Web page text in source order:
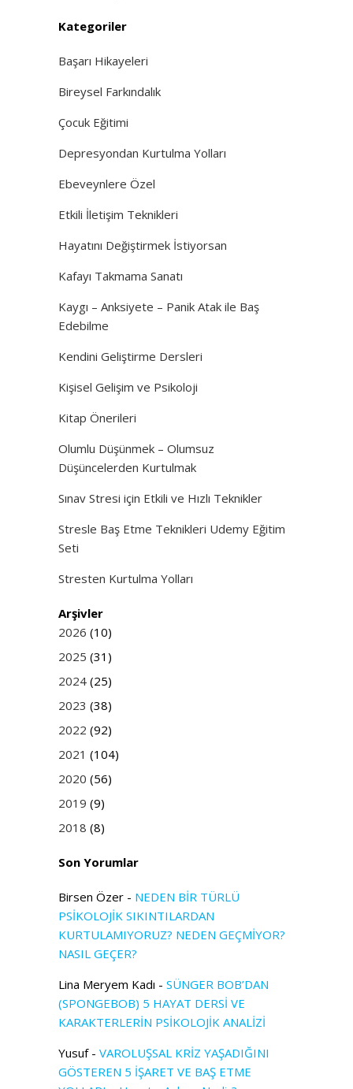
Kategoriler
Başarı Hikayeleri
Bireysel Farkındalık
Çocuk Eğitimi
Depresyondan Kurtulma Yolları
Ebeveynlere Özel
Etkili İletişim Teknikleri
Hayatını Değiştirmek İstiyorsan
Kafayı Takmama Sanatı
Kaygı – Anksiyete – Panik Atak ile Baş
Edebilme
Kendini Geliştirme Dersleri
Kişisel Gelişim ve Psikoloji
Kitap Önerileri
Olumlu Düşünmek – Olumsuz
Düşüncelerden Kurtulmak
Sınav Stresi için Etkili ve Hızlı Teknikler
Stresle Baş Etme Teknikleri Udemy Eğitim
Seti
Stresten Kurtulma Yolları
Arşivler
2026 (10)
2025 (31)
2024 (25)
2023 (38)
2022 (92)
2021 (104)
2020 (56)
2019 (9)
2018 (8)
Son Yorumlar
Birsen Özer - NEDEN BİR TÜRLÜ
PSİKOLOJİK SIKINTILARDAN
KURTULAMIYORUZ? NEDEN GEÇMİYOR?
NASIL GEÇER?
Lina Meryem Kadı - SÜNGER BOB’DAN
(SPONGEBOB) 5 HAYAT DERSİ VE
KARAKTERLERİN PSİKOLOJİK ANALİZİ
Yusuf- VAROLUŞSAL KRİZ YAŞADIĞINI
GÖSTEREN 5 İŞARET VE BAŞ ETME